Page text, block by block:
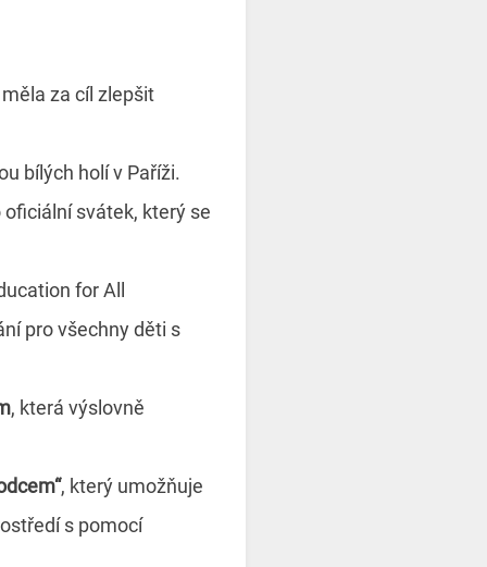
měla za cíl zlepšit
bílých holí v Paříži.
oficiální svátek, který se
for All
pro všechny děti s
, která výslovně
, který umožňuje
s pomocí